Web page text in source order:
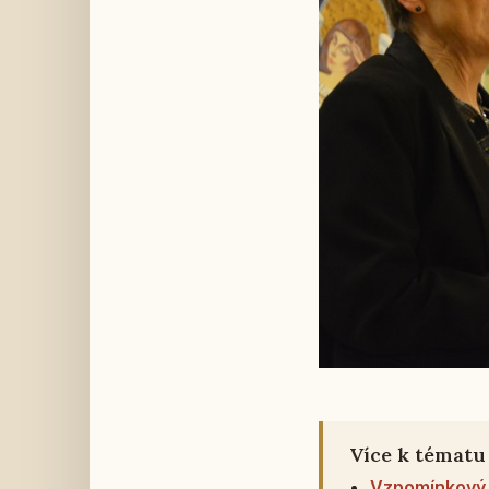
Více k tématu